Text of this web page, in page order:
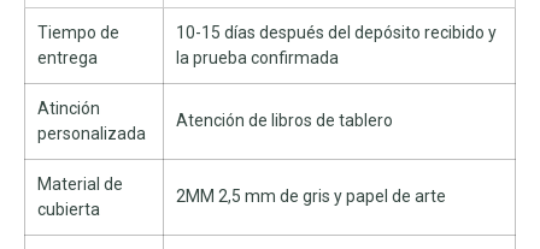
Tiempo de
entrega
10-15 días después del depósito recibido y
la prueba confirmada
Atinción
personalizada
Atención de libros de tablero
Material de
cubierta
2MM 2,5 mm de gris y papel de arte